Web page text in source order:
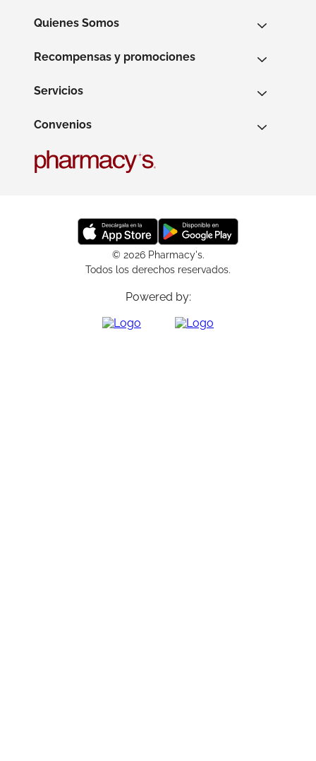
Quienes Somos
Recompensas y promociones
Servicios
Convenios
© 2026 Pharmacy's.
Todos los derechos reservados.
Powered by: